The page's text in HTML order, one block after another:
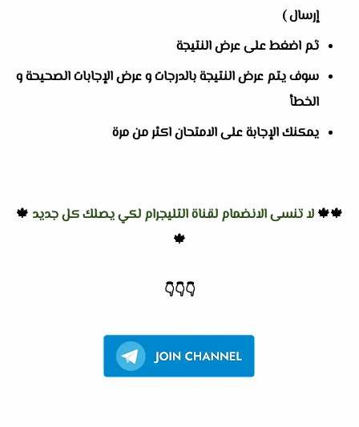
إرسال )
ثم اضغط على عرض النتيجة
سوف يتم عرض النتيجة بالدرجات و عرض الإجابات الصحيحة و
الخطأ
يمكنك الإجابة على الامتحان اكثر من مرة
🍁🍁 لا تنسى الانضمام لقناة التليجرام لكي يصلك كل جديد 🍁
🍁
👇
👇
👇